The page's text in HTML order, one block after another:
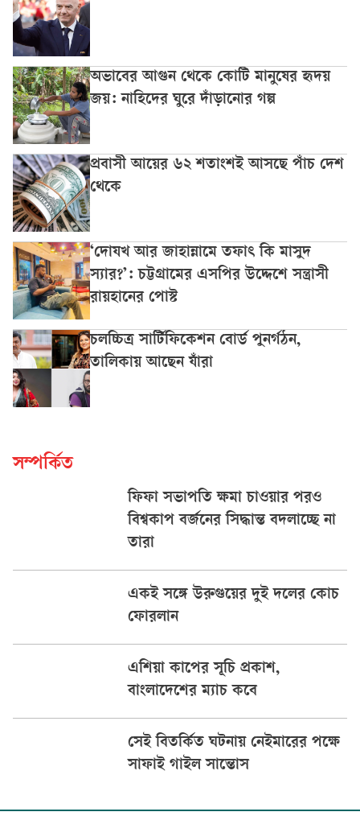
অভাবের আগুন থেকে কোটি মানুষের হৃদয়
জয়: নাহিদের ঘুরে দাঁড়ানোর গল্প
প্রবাসী আয়ের ৬২ শতাংশই আসছে পাঁচ দেশ
থেকে
‘দোযখ আর জাহান্নামে তফাৎ কি মাসুদ
স্যার?’: চট্টগ্রামের এসপির উদ্দেশে সন্ত্রাসী
রায়হানের পোস্ট
চলচ্চিত্র সার্টিফিকেশন বোর্ড পুনর্গঠন,
তালিকায় আছেন যাঁরা
সম্পর্কিত
ফিফা সভাপতি ক্ষমা চাওয়ার পরও
বিশ্বকাপ বর্জনের সিদ্ধান্ত বদলাচ্ছে না
তারা
একই সঙ্গে উরুগুয়ের দুই দলের কোচ
ফোরলান
এশিয়া কাপের সূচি প্রকাশ,
বাংলাদেশের ম্যাচ কবে
সেই বিতর্কিত ঘটনায় নেইমারের পক্ষে
সাফাই গাইল সান্তোস